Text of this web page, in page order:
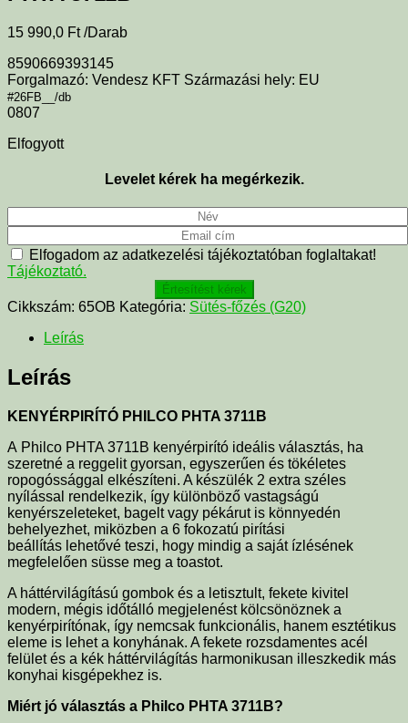
15 990,0 Ft /Darab
8590669393145
Forgalmazó: Vendesz KFT Származási hely: EU
#26FB__/db
0807
Elfogyott
Levelet kérek ha megérkezik.
Elfogadom az adatkezelési tájékoztatóban foglaltakat!
Tájékoztató.
Értesítést kérek
Cikkszám: 65OB Kategória: Sütés-főzés (G20)
Leírás
Leírás
KENYÉRPIRÍTÓ PHILCO PHTA 3711B
A Philco PHTA 3711B kenyérpirító ideális választás, ha
szeretné a reggelit gyorsan, egyszerűen és tökéletes
ropogóssággal elkészíteni. A készülék 2 extra széles
nyílással rendelkezik, így különböző vastagságú
kenyérszeleteket, bagelt vagy pékárut is könnyedén
behelyezhet, miközben a 6 fokozatú pirítási
beállítás lehetővé teszi, hogy mindig a saját ízlésének
megfelelően süsse meg a toastot.
A háttérvilágítású gombok és a letisztult, fekete kivitel
modern, mégis időtálló megjelenést kölcsönöznek a
kenyérpirítónak, így nemcsak funkcionális, hanem esztétikus
eleme is lehet a konyhának. A fekete rozsdamentes acél
felület és a kék háttérvilágítás harmonikusan illeszkedik más
konyhai kisgépekhez is.
Miért jó választás a Philco PHTA 3711B?